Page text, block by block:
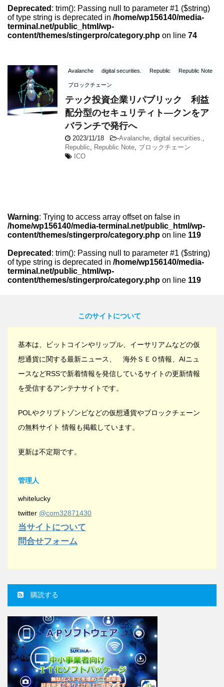
Deprecated : trim(): Passing null to parameter #1 ($string)
of type string is deprecated in /home/wp156140/media-
terminal.net/public_html/wp-
content/themes/stingerpro/category.php on line 74
Avalanche digital securities. Republic Republic Note
ブロックチェーン
テック投資企業リパブリック 利益
配分型のセキュリティト―クンをア
バランチで発行へ
2023/11/18 -Avalanche digital securities.
Republic
Republic Note ブロックチェーン
ICO
Warning: Trying to access array offset on false in
/home/wp156140/media-terminal.net/public_html/wp-
content/themes/stingerpro/category.php on line 119
Deprecated : trim(): Passing null to parameter #1 ($string)
of type string is deprecated in /home/wp156140/media-
terminal.net/public_html/wp-
content/themes/stingerpro/category.php on line 119
このサイトについて
基本は、ビットコインやリップル、イーサリアムなどの仮
想通貨に関する最新ニュース、 海外ＳＥＯ情報、AIニュ
ースなどRSSで新着情報を発信しているサイトの更新情報
を受信するアンテナサイトです。
POLやクリプトゾンビなどの仮想通貨やブロックチェーン
の無料サイト 情報も掲載しています。
更新は不定期です。
管理人
whitelucky
twitter @com32871430
当サイトについて
問合せフォーム
購読する